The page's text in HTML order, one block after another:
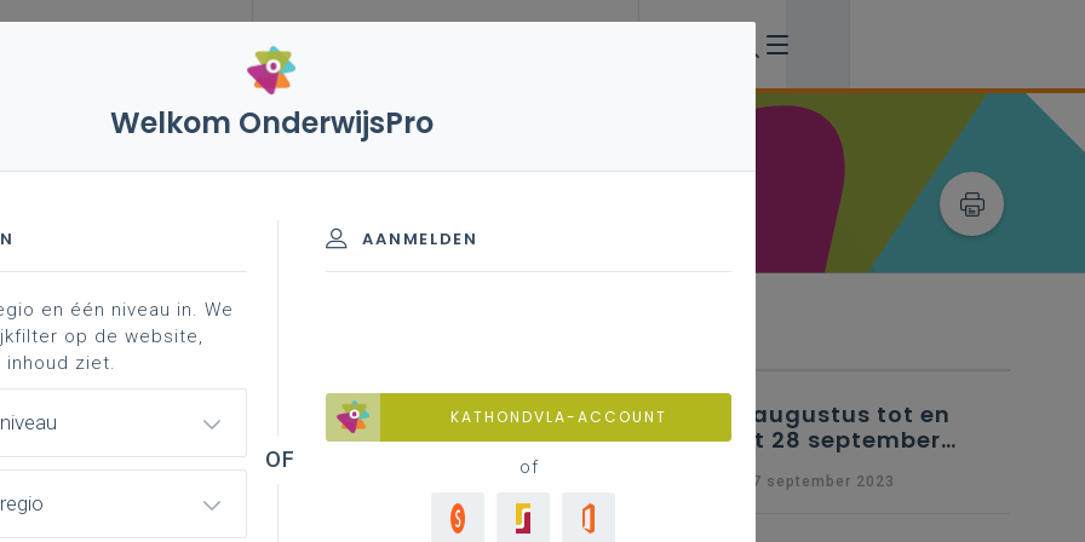
2020-2023
over het voorontwerp van
voor de tweede en
onderwijs: een
25 augustus tot en
met 28 september
vragen
wo 27 september 2023
Welkom OnderwijsPro
AANMELDEN
KATHONDVLA-ACCOUNT
of
en één niveau in. We
op de website,
ziet.